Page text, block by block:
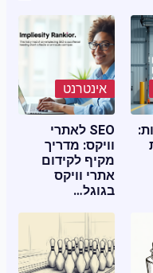
אינטרנט
SEO לאתרי
וויקס: מדריך
מקיף לקידום
אתרי וויקס
בגוגל…